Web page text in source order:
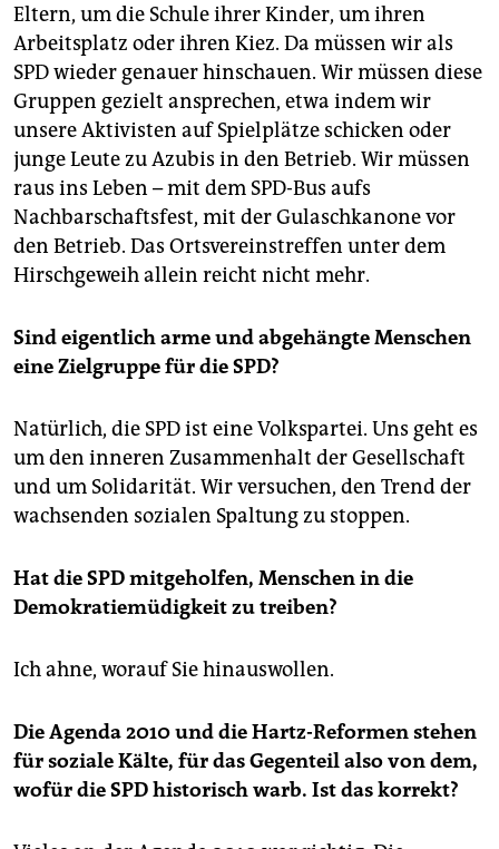
Eltern, um die Schule ihrer Kinder, um ihren
Arbeitsplatz oder ihren Kiez. Da müssen wir als
SPD wieder genauer hinschauen. Wir müssen diese
Gruppen gezielt ansprechen, etwa indem wir
unsere Aktivisten auf Spielplätze schicken oder
junge Leute zu Azubis in den Betrieb. Wir müssen
raus ins Leben – mit dem SPD-Bus aufs
Nachbarschaftsfest, mit der Gulaschkanone vor
den Betrieb. Das Ortsvereinstreffen unter dem
Hirschgeweih allein reicht nicht mehr.
Sind eigentlich arme und abgehängte Menschen
eine Zielgruppe für die SPD?
Natürlich, die SPD ist eine Volkspartei. Uns geht es
um den inneren Zusammenhalt der Gesellschaft
und um Solidarität. Wir versuchen, den Trend der
wachsenden sozialen Spaltung zu stoppen.
Hat die SPD mitgeholfen, Menschen in die
Demokratiemüdigkeit zu treiben?
Ich ahne, worauf Sie hinauswollen.
Die Agenda 2010 und die Hartz-Reformen stehen
für soziale Kälte, für das Gegenteil also von dem,
wofür die SPD historisch warb. Ist das korrekt?